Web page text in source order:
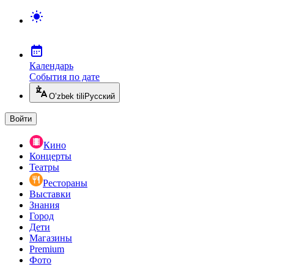
Календарь
События по дате
O’zbek tili Русский
Войти
Кино
Концерты
Театры
Рестораны
Выставки
Знания
Город
Дети
Магазины
Premium
Фото